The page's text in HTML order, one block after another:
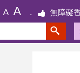
A A 無障礙